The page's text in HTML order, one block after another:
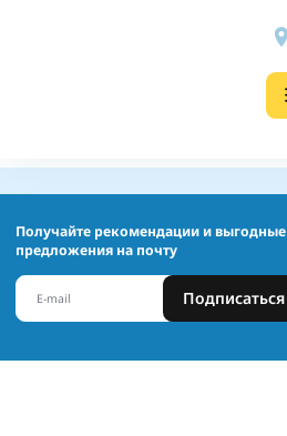
Получайте рекомендации и выгодные
предложения на почту
Подписаться